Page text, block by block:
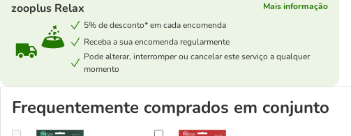
zooplus Relax
Mais informação
5% de desconto* em cada encomenda
Receba a sua encomenda regularmente
Pode alterar, interromper ou cancelar este serviço a qualquer
momento
Frequentemente comprados em conjunto